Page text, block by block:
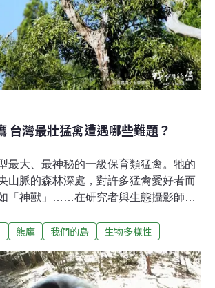
跨域協作 打造熊鷹保育新頁本次特展由
研究會主辦，並獲緯創人文基金會支
管理處與台北市動物保護處共同指導，
。展覽內容從生態研究、救傷故事到文
熊鷹保育的多面向努力。根據農業部林
新發
台灣最壯猛禽遭遇哪些難題？
最大、最神秘的一級保育類猛禽。牠的
山脈的森林深處，對許多猛禽愛好者而
「神獸」……在研究者與生態攝影師眼
與榮耀，但時代變遷，傳統規範式微，
的奧秘，在這片土地上，古老文化與熊
著雨的早晨，長期拍攝鳥類生態紀錄片
熊鷹 我們的島 生物多樣性